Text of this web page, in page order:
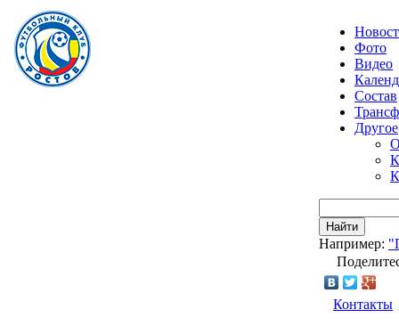
Фото
Видео
Состав
Другое
Найти
Например:
Контакты